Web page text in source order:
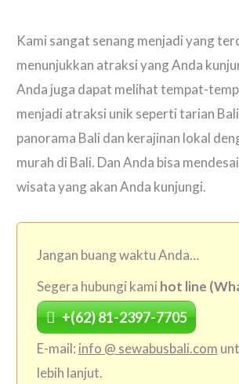
Kami sangat senang menjadi yang
menunjukkan atraksi yang Anda
Anda juga dapat melihat tempat-
menjadi atraksi unik seperti tarian
panorama Bali dan kerajinan lokal
murah di Bali. Dan Anda bisa
wisata yang akan Anda kunjungi.
Jangan buang waktu Anda…
Segera hubungi kami hot line
+(62) 81-2397-7705
E-mail: info @ sewabusbali.com
lebih lanjut.